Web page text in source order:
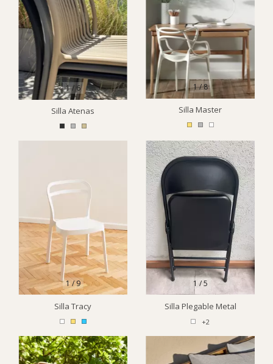
1/6
Silla Atenas
1/8
Silla Master
1/9
Silla Tracy
1 /5
Silla Plegable Metal
+2